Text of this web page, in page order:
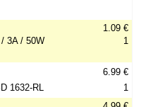
3A / 50W
1.09 €
1
1632-RL
6.99 €
1